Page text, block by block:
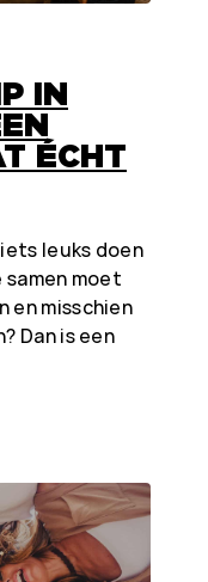
IN
ÉCHT
leuks doen
moet
en misschien
Dan is een